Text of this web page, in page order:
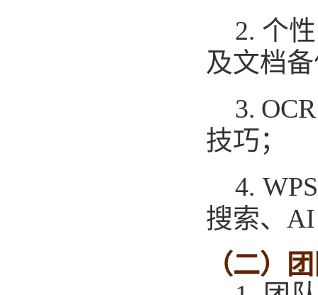
2. 个
及文档
3.
技巧；
4.
搜索、
（二）